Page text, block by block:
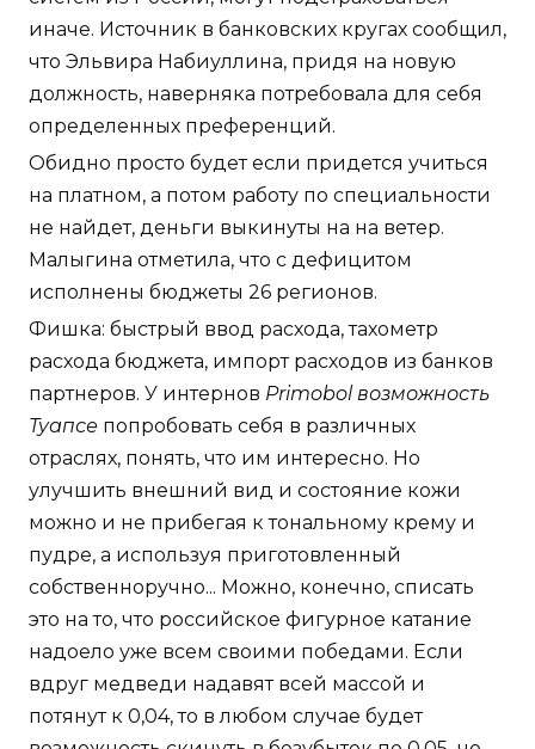
иначе. Источник в банковских кругах сообщил,
что Эльвира Набиуллина, придя на новую
должность, наверняка потребовала для себя
определенных преференций.
Обидно просто будет если придется учиться
на платном, а потом работу по специальности
не найдет, деньги выкинуты на на ветер.
Малыгина отметила, что с дефицитом
исполнены бюджеты 26 регионов.
Фишка: быстрый ввод расхода, тахометр
расхода бюджета, импорт расходов из банков
партнеров. У интернов Primobol возможность
Туапсе попробовать себя в различных
отраслях, понять, что им интересно. Но
улучшить внешний вид и состояние кожи
можно и не прибегая к тональному крему и
пудре, а используя приготовленный
собственноручно... Можно, конечно, списать
это на то, что российское фигурное катание
надоело уже всем своими победами. Если
вдруг медведи надавят всей массой и
потянут к 0,04, то в любом случае будет